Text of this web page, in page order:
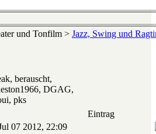
und Tonfilm > Jazz, Swing und
berauscht,
DGAG,
pks
Eintrag
07 2012, 22:09